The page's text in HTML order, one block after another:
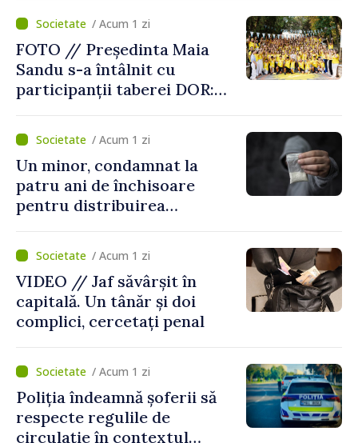
/ Acum 1 zi
FOTO // Președinta Maia
Sandu s-a întâlnit cu
participanții taberei DOR:
noastră rămâne puternică”
/ Acum 1 zi
Un minor, condamnat la
patru ani de închisoare
pentru distribuirea
/ Acum 1 zi
VIDEO // Jaf săvârșit în
capitală. Un tânăr și doi
complici, cercetați penal
/ Acum 1 zi
Poliția îndeamnă șoferii să
respecte regulile de
circulație în contextul